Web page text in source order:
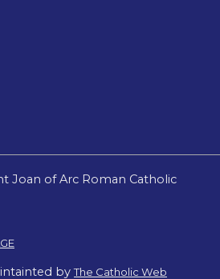
Joan of Arc Roman Catholic
byThe Catholic Web